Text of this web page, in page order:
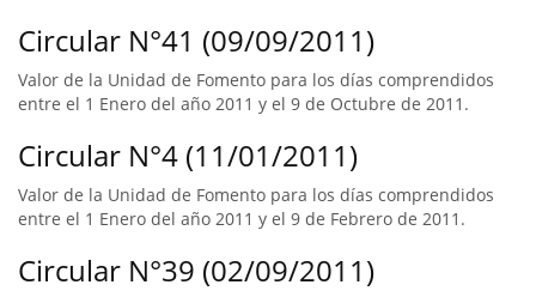
Circular N°41 (09/09/2011)
Valor de la Unidad de Fomento para los días comprendidos
entre el 1 Enero del año 2011 y el 9 de Octubre de 2011.
Circular N°4 (11/01/2011)
Valor de la Unidad de Fomento para los días comprendidos
entre el 1 Enero del año 2011 y el 9 de Febrero de 2011.
Circular N°39 (02/09/2011)